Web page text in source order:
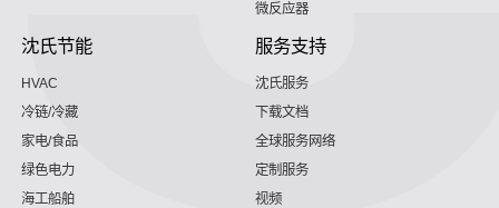
微反应器
沈氏节能
HVAC
冷链/冷藏
家电/食品
绿色电力
海工船舶
服务支持
沈氏服务
下载文档
全球服务网络
定制服务
视频